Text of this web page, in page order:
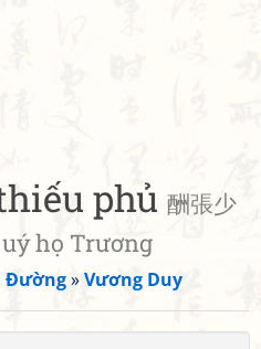
phủ 酬張少
họ Trương
Đường»Vương Duy